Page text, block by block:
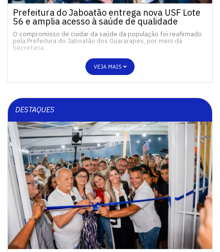
Prefeitura do Jaboatão entrega nova USF Lote
56 e amplia acesso à saúde de qualidade
O compromisso de cuidar da saúde da população foi reafirmado
pela Prefeitura do Jaboatão dos Guararapes, por meio da
Secretaria…
VEJA MAIS
DESTAQUES